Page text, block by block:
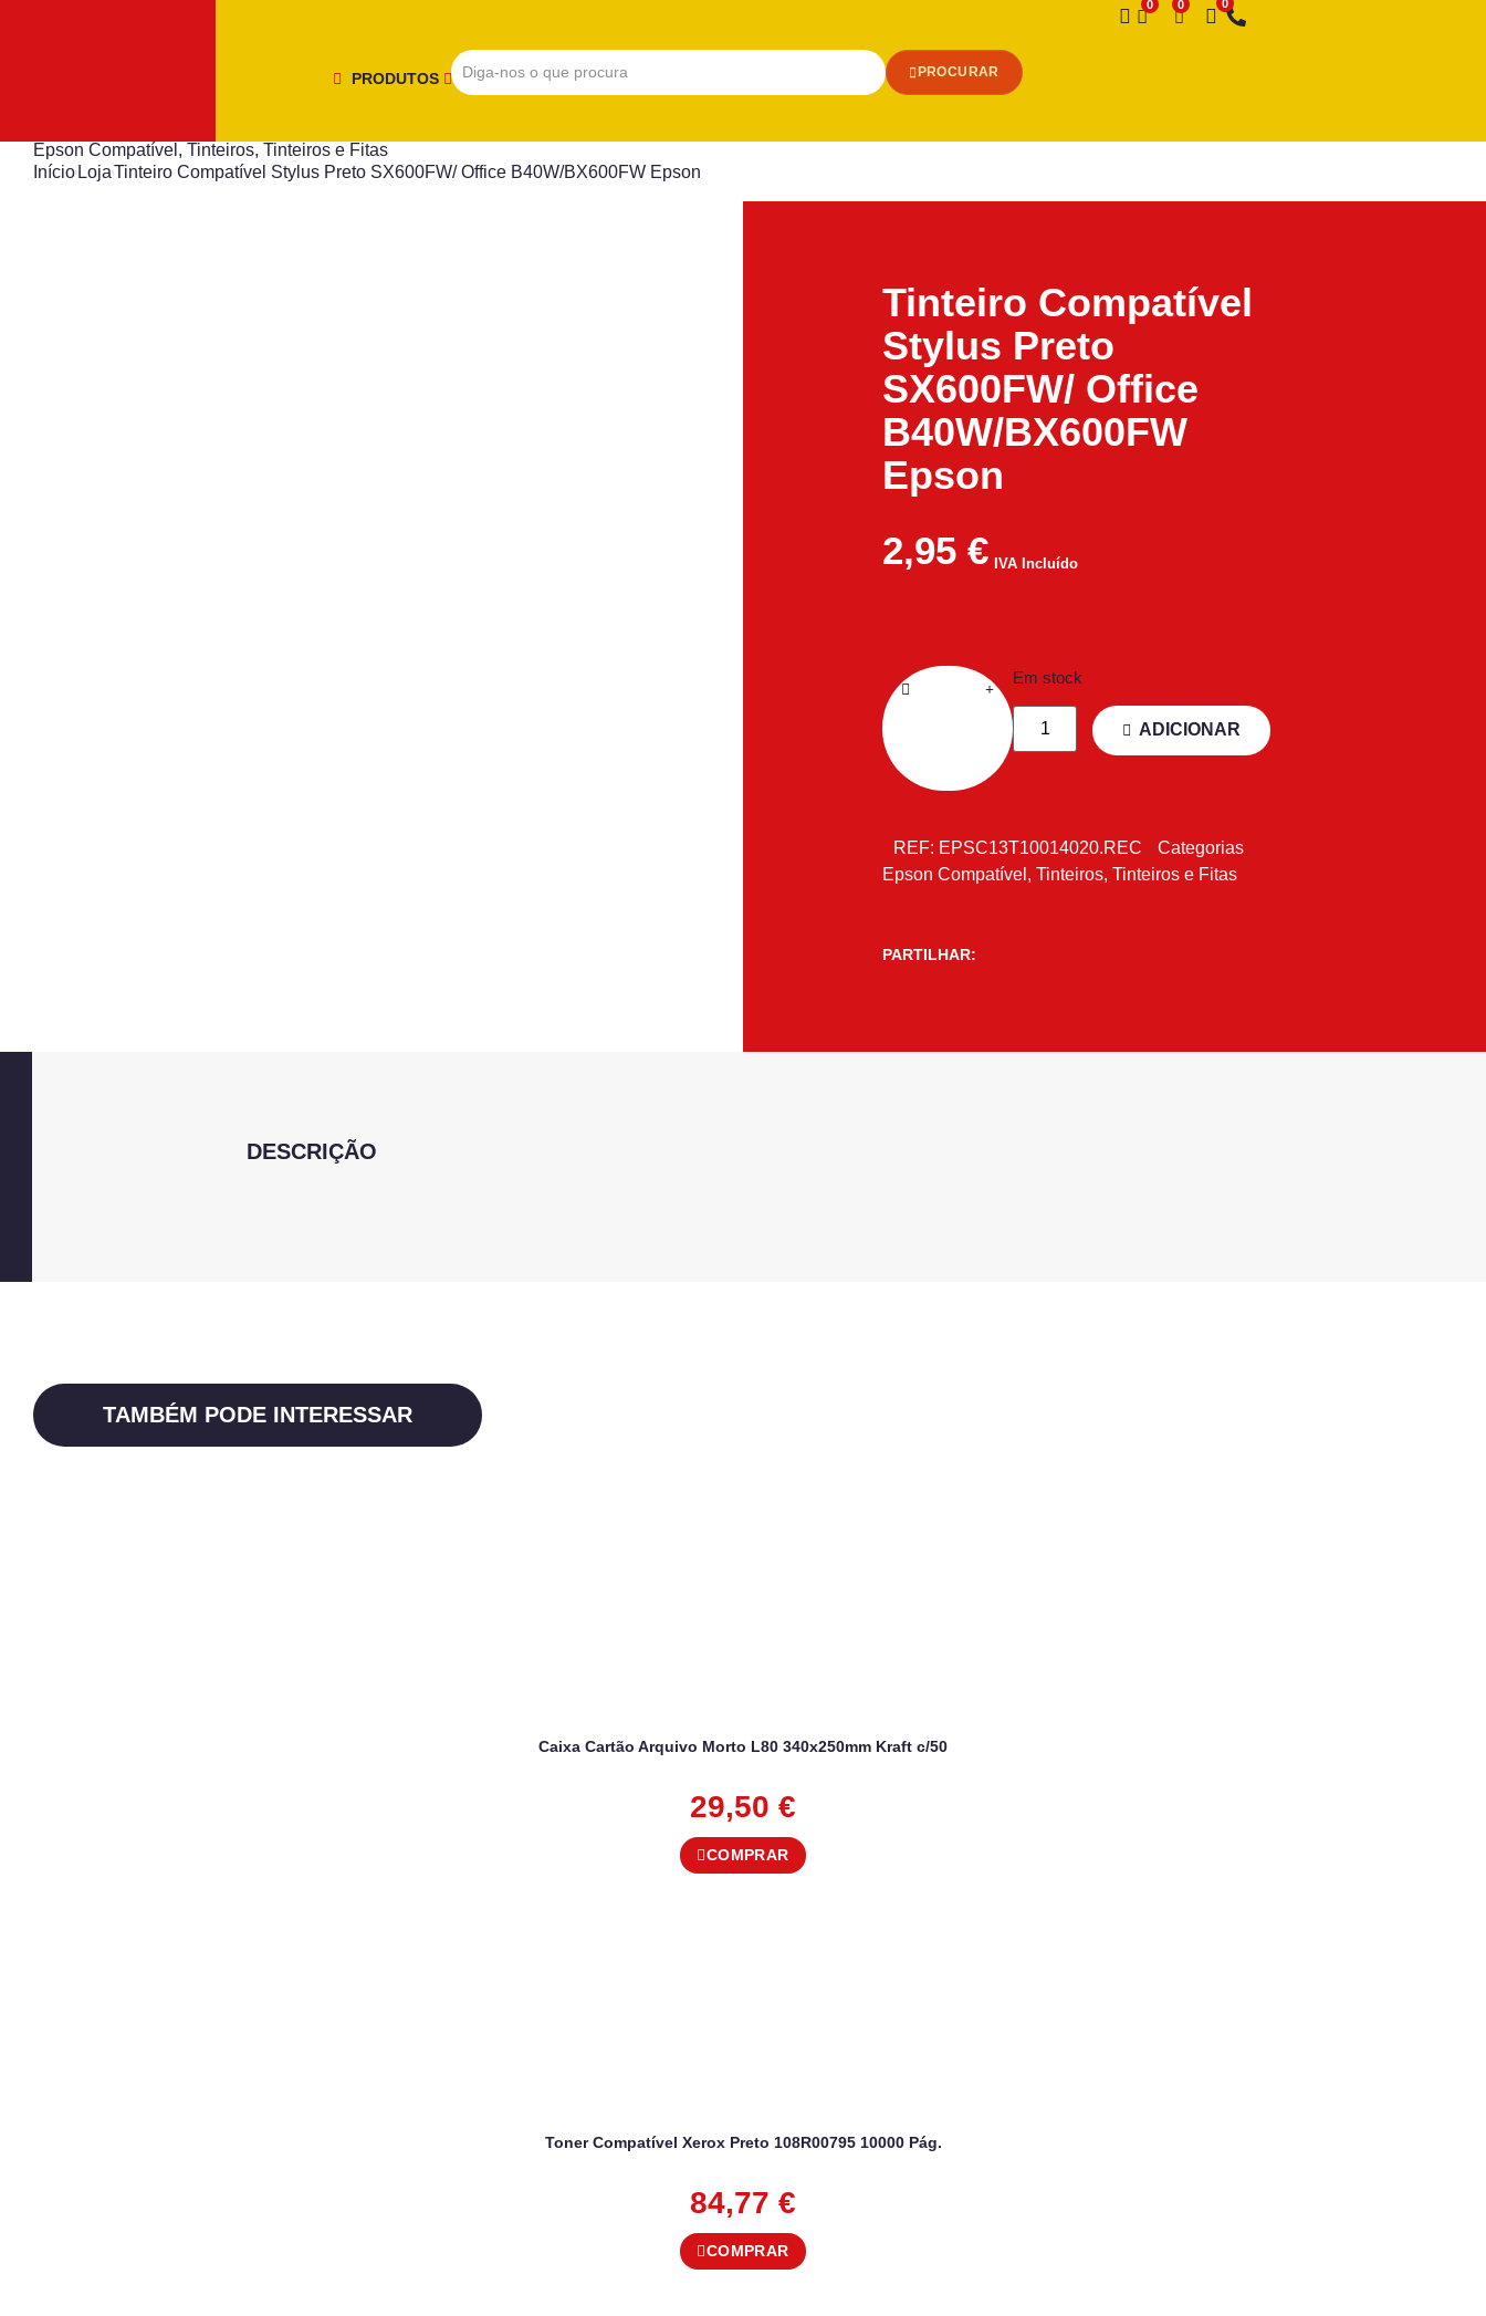
PRODUTOS PROCURAR
Desejo
Epson Compatível , Tinteiros, Tinteiros e Fitas
Início LojaTinteiro Compatível Stylus Preto SX600FW/ Office B40W/BX600FW Epson
Tinteiro Compatível
Stylus Preto
SX600FW/ Office
B40W/BX600FW
Epson
2,95 € IVA Incluído
Em stock
ADICIONAR
REF: EPSC13T10014020.REC
Categorias
Epson Compatível , Tinteiros, Tinteiros e Fitas
PARTILHAR:
DESCRIÇÃO
TAMBÉM PODE INTERESSAR
Caixa Cartão Arquivo Morto L80 340x250mm Kraft c/50
29,50 €
COMPRAR
Toner Compatível Xerox Preto 108R00795 10000 Pág.
84,77 €
COMPRAR